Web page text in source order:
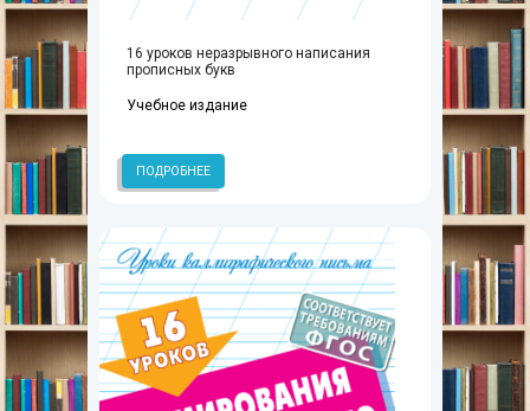
16 уроков неразрывного написания
прописных букв
Учебное издание
ПОДРОБНЕЕ